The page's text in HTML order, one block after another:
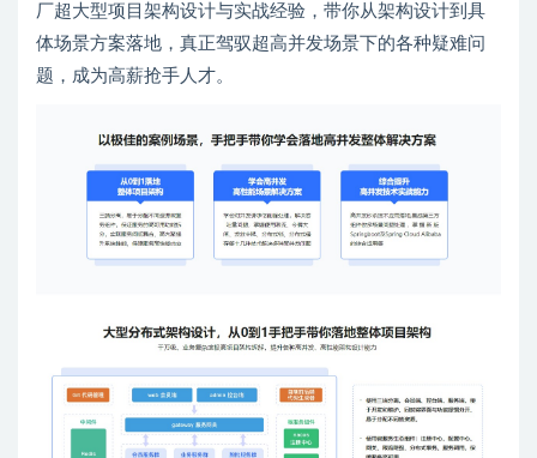
厂超大型项目架构设计与实战经验，带你从架构设计到具
体场景方案落地，真正驾驭超高并发场景下的各种疑难问
题，成为高薪抢手人才。